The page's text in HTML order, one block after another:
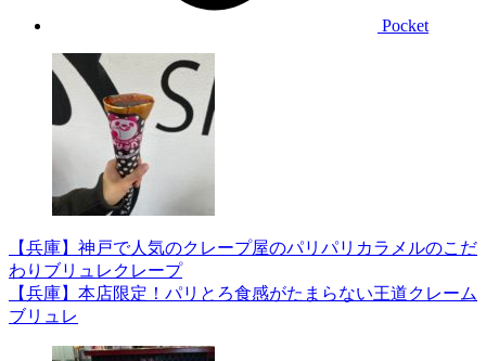
Pocket
【兵庫】神戸で人気のクレープ屋のパリパリカラメルのこだ
わりブリュレクレープ
【兵庫】本店限定！パリとろ食感がたまらない王道クレーム
ブリュレ